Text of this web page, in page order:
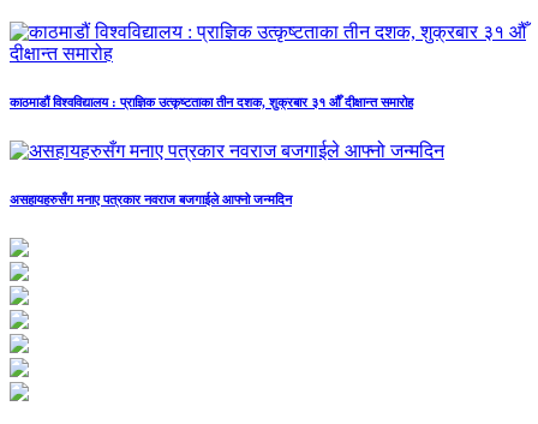
काठमाडौं विश्वविद्यालय : प्राज्ञिक उत्कृष्टताका तीन दशक, शुक्रबार ३१ औँ दीक्षान्त समारोह
असहायहरुसँग मनाए पत्रकार नवराज बजगाईले आफ्नो जन्मदिन